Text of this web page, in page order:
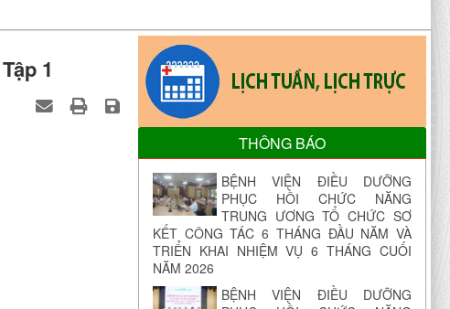
1
THÔNG BÁO
BỆNH VIỆN ĐIỀU DƯỠNG
PHỤC HỒI CHỨC NĂNG
TRUNG ƯƠNG TỔ CHỨC SƠ
KẾT CÔNG TÁC 6 THÁNG ĐẦU NĂM VÀ
TRIỂN KHAI NHIỆM VỤ 6 THÁNG CUỐI
NĂM 2026
BỆNH VIỆN ĐIỀU DƯỠNG